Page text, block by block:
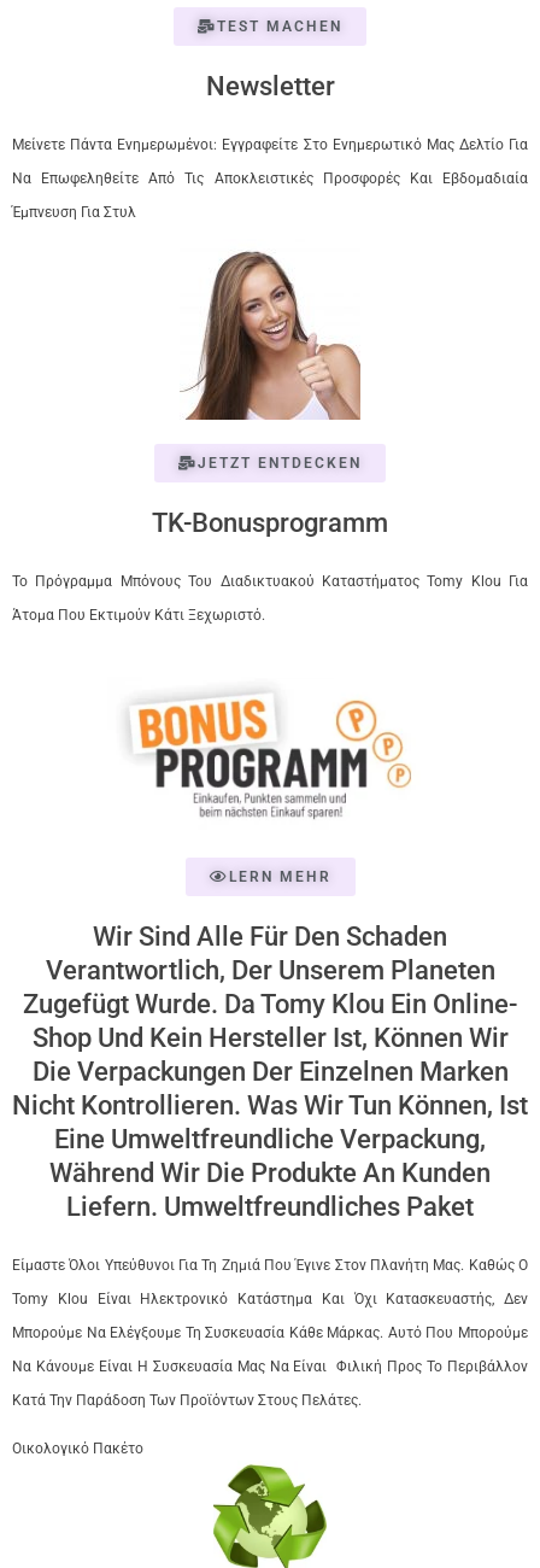
TEST MACHEN
Newsletter
Μείνετε Πάντα Ενημερωμένοι: Εγγραφείτε Στο Ενημερωτικό Μας Δελτίο Για
Να Επωφεληθείτε Από Τις Αποκλειστικές Προσφορές Και Εβδομαδιαία
Έμπνευση Για Στυλ
JETZT ENTDECKEN
TK-Bonusprogramm
Το Πρόγραμμα Μπόνους Του Διαδικτυακού Καταστήματος Tomy Klou Για
Άτομα Που Εκτιμούν Κάτι Ξεχωριστό.
LERN MEHR
Wir Sind Alle Für Den Schaden
Verantwortlich, Der Unserem Planeten
Zugefügt Wurde. Da Tomy Klou Ein Online-
Shop Und Kein Hersteller Ist, Können Wir
Die Verpackungen Der Einzelnen Marken
Nicht Kontrollieren. Was Wir Tun Können, Ist
Eine Umweltfreundliche Verpackung,
Während Wir Die Produkte An Kunden
Liefern. Umweltfreundliches Paket
Είμαστε Όλοι Υπεύθυνοι Για Τη Ζημιά Που Έγινε Στον Πλανήτη Μας. Καθώς Ο
Tomy Klou Είναι Ηλεκτρονικό Κατάστημα Και Όχι Κατασκευαστής, Δεν
Μπορούμε Να Ελέγξουμε Τη Συσκευασία Κάθε Μάρκας. Αυτό Που Μπορούμε
Να Κάνουμε Είναι Η Συσκευασία Μας Να Είναι Φιλική Προς Το Περιβάλλον
Κατά Την Παράδοση Των Προϊόντων Στους Πελάτες.
Οικολογικό Πακέτο